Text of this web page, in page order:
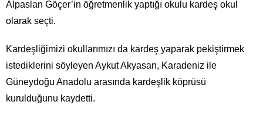
Alpaslan Göçer’in öğretmenlik yaptığı okulu kardeş okul
olarak seçti.
Kardeşliğimizi okullarımızı da kardeş yaparak pekiştirmek
istediklerini söyleyen Aykut Akyasan, Karadeniz ile
Güneydoğu Anadolu arasında kardeşlik köprüsü
kurulduğunu kaydetti.